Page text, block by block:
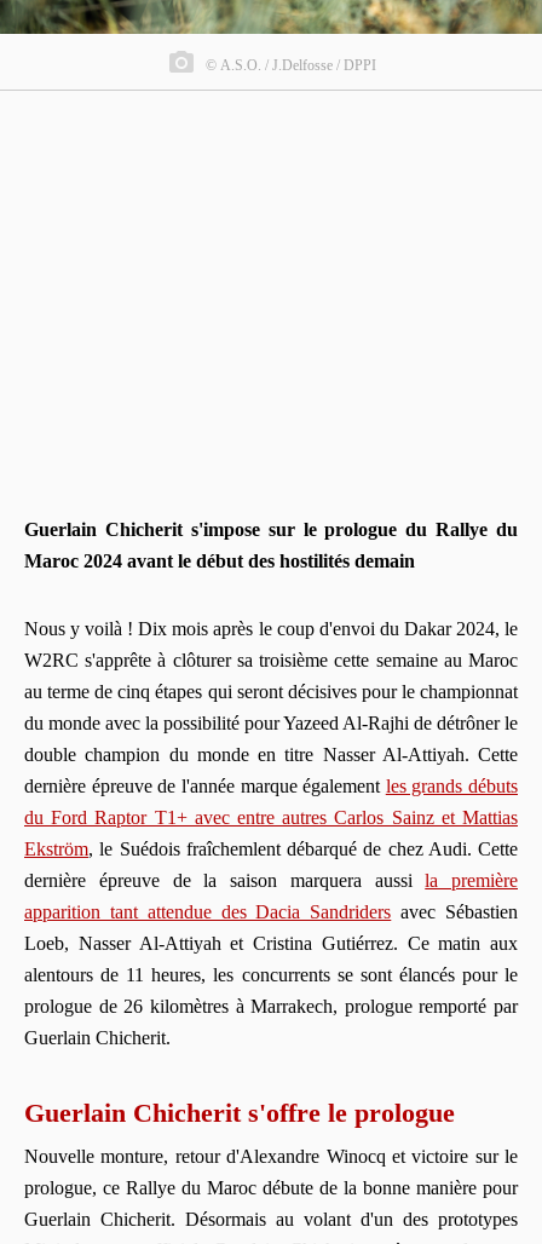
© A.S.O. / J.Delfosse / DPPI
Guerlain Chicherit s'impose sur le prologue du Rallye du
Maroc 2024 avant le début des hostilités demain
Nous y voilà ! Dix mois après le coup d'envoi du Dakar 2024, le
W2RC s'apprête à clôturer sa troisième cette semaine au Maroc
au terme de cinq étapes qui seront décisives pour le championnat
du monde avec la possibilité pour Yazeed Al-Rajhi de détrôner le
double champion du monde en titre Nasser Al-Attiyah. Cette
dernière épreuve de l'année marque également les grands débuts
du Ford Raptor T1+ avec entre autres Carlos Sainz et Mattias
Ekström, le Suédois fraîchemlent débarqué de chez Audi. Cette
dernière épreuve de la saison marquera aussila première
apparition tant attendue des Dacia Sandriders avec Sébastien
Loeb, Nasser Al-Attiyah et Cristina Gutiérrez. Ce matin aux
alentours de 11 heures, les concurrents se sont élancés pour le
prologue de 26 kilomètres à Marrakech, prologue remporté par
Guerlain Chicherit.
Guerlain Chicherit s'offre le prologue
Nouvelle monture, retour d'Alexandre Winocq et victoire sur le
prologue, ce Rallye du Maroc débute de la bonne manière pour
Guerlain Chicherit. Désormais au volant d'un des prototypes